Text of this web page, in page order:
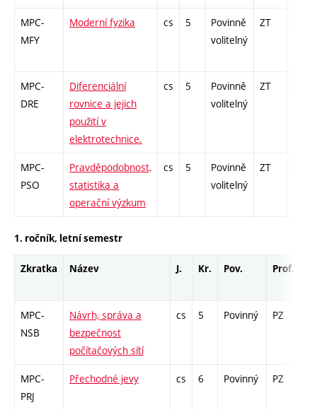
MPC-
MFY
Moderní fyzika cs 5
Povinně
volitelný
ZT
MPC-
DRE
Diferenciální
rovnice a jejich
použití v
elektrotechnice.
cs 5
Povinně
volitelný
ZT
MPC-
PSO
Pravděpodobnost,
statistika a
operační výzkum
cs 5
Povinně
volitelný
ZT
1. ročník, letní semestr
Zkratka Název J. Kr. Pov. Prof.
MPC-
NSB
Návrh, správa a
bezpečnost
počítačových sítí
cs 5 Povinný PZ
MPC-
PRJ
Přechodné jevy cs 6 Povinný PZ